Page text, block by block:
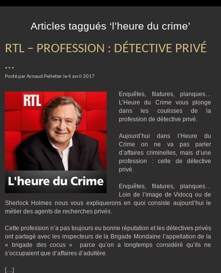
Articles taggués ‘l’heure du crime’
RTL – PROFESSION : DÉTECTIVE PRIVÉ
…
Posté par Arnaud Pelletier le 4 avril 2017
Enquêtes, filatures, planques…
L’Heure du Crime vous plonge
dans les coulisses de la
profession de détective privé.
Aujourd’hui dans l’Heure du
Crime on ne va pas parler
d’affaires criminelles, mais d’une
profession : celle de détective
privé.
Enquêtes, filatures, planques…
Loin de l’image de Vidocq ou de
Sherlock Holmes nous vous expliquerons en quoi consiste aujourd’hui le
métier des agents de recherches privés.
Cette profession n’a pas toujours eu bonne réputation et les détectives privés
ont partagé avec les inspecteurs de la Brigade Mondaine l’appellation de la
« brigade des cocus » parce qu’on a longtemps considéré qu’ils ne
s’occupaient que d’affaires d’adultère.
[…]